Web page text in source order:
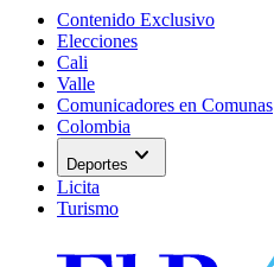
Contenido Exclusivo
Elecciones
Cali
Valle
Comunicadores en Comunas
Colombia
Deportes expand_more
Licita
Turismo